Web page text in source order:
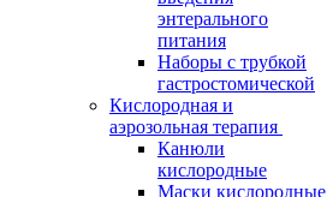
энтерального
питания
Наборы с трубкой
гастростомической
Кислородная и
аэрозольная терапия
Канюли
кислородные
Маски кислородные